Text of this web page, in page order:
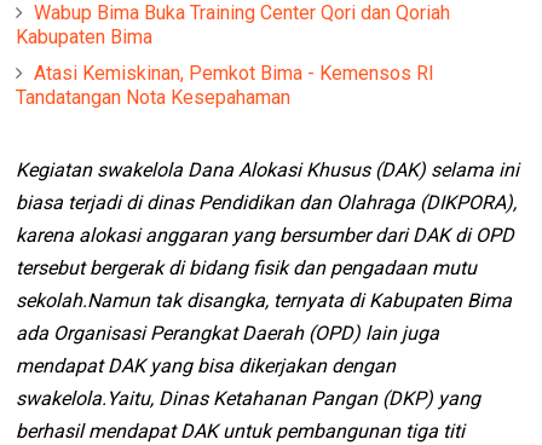
Wabup Bima Buka Training Center Qori dan Qoriah
Kabupaten Bima
Atasi Kemiskinan, Pemkot Bima - Kemensos RI
Tandatangan Nota Kesepahaman
Kegiatan swakelola Dana Alokasi Khusus (DAK) selama ini
biasa terjadi di dinas Pendidikan dan Olahraga (DIKPORA),
karena alokasi anggaran yang bersumber dari DAK di OPD
tersebut bergerak di bidang fisik dan pengadaan mutu
sekolah.Namun tak disangka, ternyata di Kabupaten Bima
ada Organisasi Perangkat Daerah (OPD) lain juga
mendapat DAK yang bisa dikerjakan dengan
swakelola.Yaitu, Dinas Ketahanan Pangan (DKP) yang
berhasil mendapat DAK untuk pembangunan tiga titi